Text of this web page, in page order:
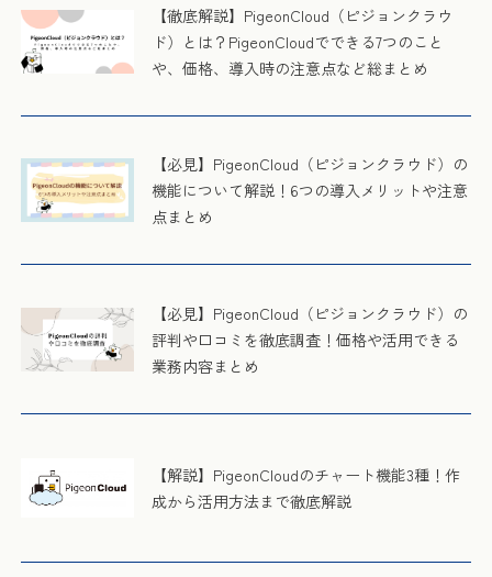
【徹底解説】PigeonCloud（ピジョンクラウ
ド）とは？PigeonCloudでできる7つのこと
や、価格、導入時の注意点など総まとめ
【必見】PigeonCloud（ピジョンクラウド）の
機能について解説！6つの導入メリットや注意
点まとめ
【必見】PigeonCloud（ピジョンクラウド）の
評判や口コミを徹底調査！価格や活用できる
業務内容まとめ
【解説】PigeonCloudのチャート機能3種！作
成から活用方法まで徹底解説